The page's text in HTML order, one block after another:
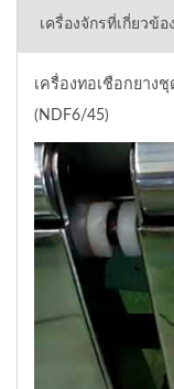
เครื่องจักรที่เกี่ยวข้อง
เครื่องทอเชือกยาง
(NDF6/45)